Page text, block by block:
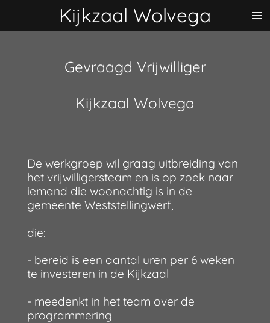
Kijkzaal Wolvega
Gevraagd Vrijwilliger
Kijkzaal Wolvega
De werkgroep wil graag uitbreiding van
het vrijwilligersteam en is op zoek naar
iemand die woonachtig is in de
gemeente Weststellingwerf,
die:
- bereid is een aantal uren per 6 weken
te investeren in de Kijkzaal
- meedenkt in het team over de
programmering